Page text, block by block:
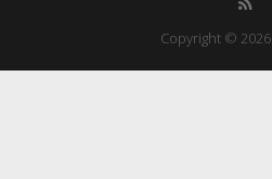
Copyright © 2026